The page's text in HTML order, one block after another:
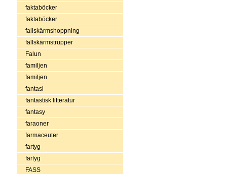
faktaböcker
faktaböcker
fallskärmshoppning
fallskärmstrupper
Falun
familjen
familjen
fantasi
fantastisk litteratur
fantasy
faraoner
farmaceuter
fartyg
fartyg
FASS